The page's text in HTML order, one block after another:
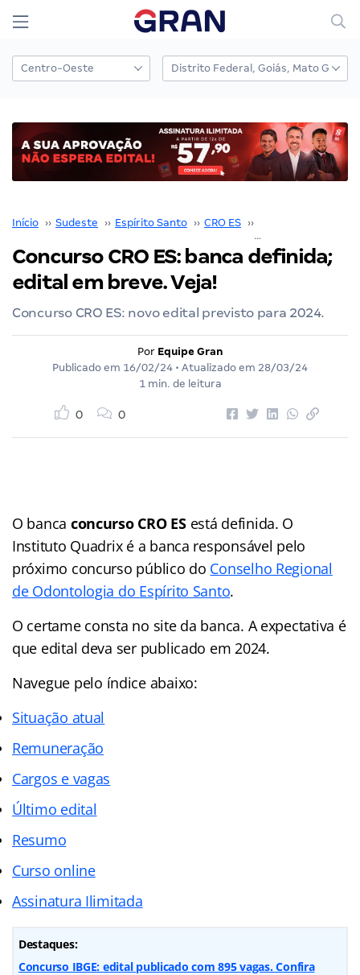
Início ›› Sudeste ›› Espírito Santo ›› CRO ES ››
Concurso CRO ES: banca definida;
edital em breve. Veja!
Concurso CRO ES: novo edital previsto para 2024.
Por Equipe Gran
Publicado em 16/02/24 • Atualizado em 28/03/24
1 min. de leitura
0 0
O banca concurso CRO ESestá definida. O
Instituto Quadrix é a banca responsável pelo
próximo concurso público do Conselho Regional
de Odontologia do Espírito Santo.
O certame consta no site da banca. A expectativa é
que edital deva ser publicado em 2024.
Navegue pelo índiceabaixo:
Situação atual
Remuneração
Cargos e vagas
Último edital
Resumo
Curso online
Assinatura Ilimitada
Destaques:
Concurso IBGE: edital publicado com 895 vagas. Confira